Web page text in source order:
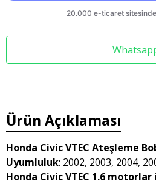
Ürün Açıklaması
Honda Civic VTEC Ateşleme
Uyumluluk: 2002, 2003, 2004,
Honda Civic VTEC 1.6 motorlar